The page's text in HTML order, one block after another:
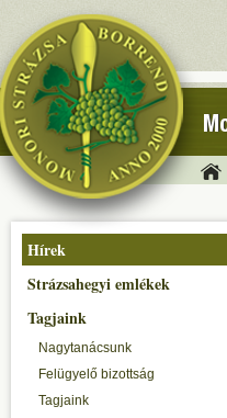
Hírek
Strázsahegyi emlékek
Tagjaink
Nagytanácsunk
Felügyelő bizottság
Tagjaink